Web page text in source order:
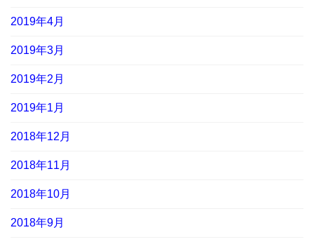
2019年4月
2019年3月
2019年2月
2019年1月
2018年12月
2018年11月
2018年10月
2018年9月